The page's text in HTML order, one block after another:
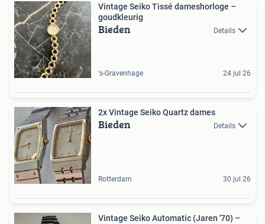
Vintage Seiko Tissé dameshorloge –
goudkleurig
Bieden Details
's-Gravenhage 24 jul 26
2x Vintage Seiko Quartz dames
Bieden Details
Rotterdam 30 jul 26
Vintage Seiko Automatic (Jaren '70) –